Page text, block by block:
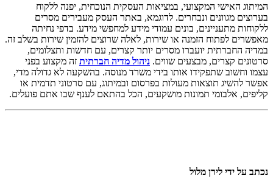
המיתוג האישי המקצועי, במציאות העסקית הנוכחית, יפנה ללקוח
בערוצים מגוונים ונבחרים. לדוגמא, באתר העסק מעבירים מסרים
ללקוחות מתעניינים, בונים עמודי מידע למחפשי מידע. בדפי נחיתה
מאפשרים לפתוח הזמנה או שירות, לאלה שרוצים להזמין שירות בשלב זה.
במדיה החברתית יועברו מסרים יותר קצרים, עם חדשות ותצלומים,
סרטונים קצרים, מבצעים שווים. ניהול מדיה חברתית זה מקצוע בפני
עצמו וחשוב שתפקידו אותו בידי משרד מנוסה. בהשקעה לא גדולה מדי,
אפשר להשיג תוצאות מעולות בפרסום ובמיתוג, עם סרטוני תדמית או
קליפים, אלבומי תמונות מושקעים, הכל בהתאם לענף שבו אתם פועלים.
נכתב על ידי לירן מלול